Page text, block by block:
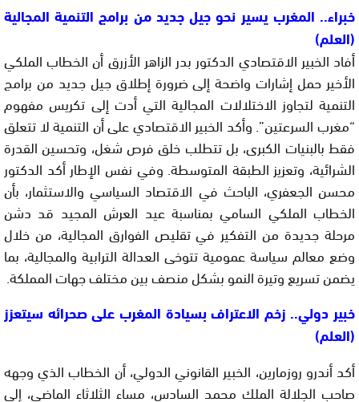
خبراء.. المغرب يسير نحو جيل جديد من برامج التنمية المجالية
(العلم)
أفاد الخبير الاقتصادي الدكتور بدر الزاهر الأزرق أن الخطاب الملكي
الأخير حمل إشارات واضحة إلى ضرورة إطلاق جيل جديد من برامج
التنمية لتجاوز الاختلالات المجالية التي أدت إلى تكريس مفهوم
“مغرب السرعتين”. وأكد الخبير الاقتصادي على أن التنمية لا تتعلق
فقط بالبنيات الكبرى، بل تتطلب خلق فرص شغل، وتحسين القدرة
الشرائية، وتعزيز الطبقة المتوسطة. وفي نفس الإطار أكد الدكتور
محسن الجعفري، الباحث في الاقتصاد السياسي والاستثمار، بأن
الخطاب الملكي السامي بمناسبة عيد العرش المجيد قد دشن
مرحلة جديدة من التفكير في تقليص الفوارق المجالية، من خلال
وضع معالم سياسة عمومية تتوخى العدالة الترابية والمجالية، بما
يضمن تسريع وتيرة النمو بشكل منصف بين مختلف جهات المملكة.
خبير دولي.. زخم الاعتراف بسيادة المغرب على صحرائه سيتعزز
(العلم)
أكد أندرو روزمارين، الخبير القانوني الدولي، أن الخطاب الذي وجهه
صاحب الجلالة الملك محمد السادس، مساء الثلاثاء الماضي، إلى